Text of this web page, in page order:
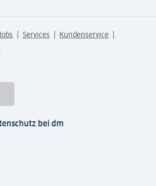
Services
Kundenservice
bei dm